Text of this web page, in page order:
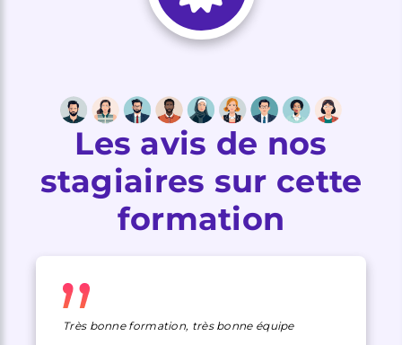
Les avis de nos
stagiaires sur cette
formation
Très bonne formation, très bonne équipe